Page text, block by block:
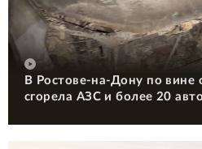
В Ростове-на-Дону по вине
сгорела АЗС и более 20